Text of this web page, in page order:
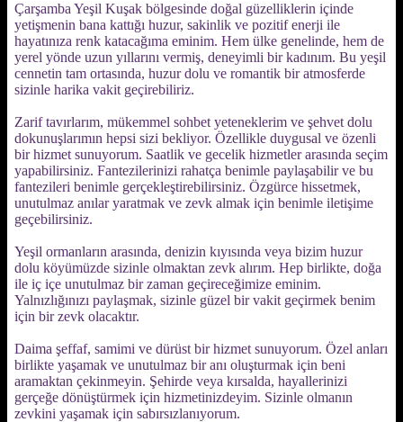
Çarşamba Yeşil Kuşak bölgesinde doğal güzelliklerin içinde
yetişmenin bana kattığı huzur, sakinlik ve pozitif enerji ile
hayatınıza renk katacağıma eminim. Hem ülke genelinde, hem de
yerel yönde uzun yıllarını vermiş, deneyimli bir kadınım. Bu yeşil
cennetin tam ortasında, huzur dolu ve romantik bir atmosferde
sizinle harika vakit geçirebiliriz.
Zarif tavırlarım, mükemmel sohbet yeteneklerim ve şehvet dolu
dokunuşlarımın hepsi sizi bekliyor. Özellikle duygusal ve özenli
bir hizmet sunuyorum. Saatlik ve gecelik hizmetler arasında seçim
yapabilirsiniz. Fantezilerinizi rahatça benimle paylaşabilir ve bu
fantezileri benimle gerçekleştirebilirsiniz. Özgürce hissetmek,
unutulmaz anılar yaratmak ve zevk almak için benimle iletişime
geçebilirsiniz.
Yeşil ormanların arasında, denizin kıyısında veya bizim huzur
dolu köyümüzde sizinle olmaktan zevk alırım. Hep birlikte, doğa
ile iç içe unutulmaz bir zaman geçireceğimize eminim.
Yalnızlığınızı paylaşmak, sizinle güzel bir vakit geçirmek benim
için bir zevk olacaktır.
Daima şeffaf, samimi ve dürüst bir hizmet sunuyorum. Özel anları
birlikte yaşamak ve unutulmaz bir anı oluşturmak için beni
aramaktan çekinmeyin. Şehirde veya kırsalda, hayallerinizi
gerçeğe dönüştürmek için hizmetinizdeyim. Sizinle olmanın
zevkini yaşamak için sabırsızlanıyorum.